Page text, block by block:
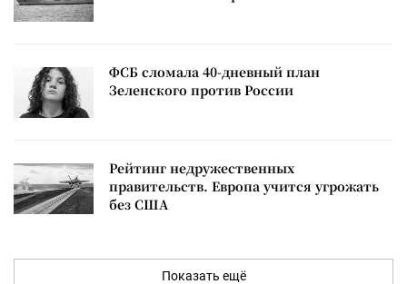
ФСБ сломала 40-дневный план
Зеленского против России
Рейтинг недружественных
правительств. Европа учится угрожать
без США
Показать ещё